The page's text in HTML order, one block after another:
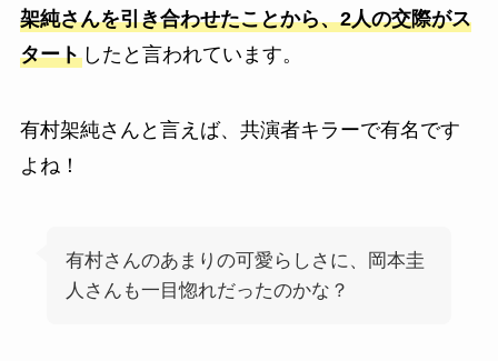
架純さんを引き合わせたことから、2人の交際がス
タートしたと言われています。
有村架純さんと言えば、共演者キラーで有名です
よね！
有村さんのあまりの可愛らしさに、岡本圭
人さんも一目惚れだったのかな？